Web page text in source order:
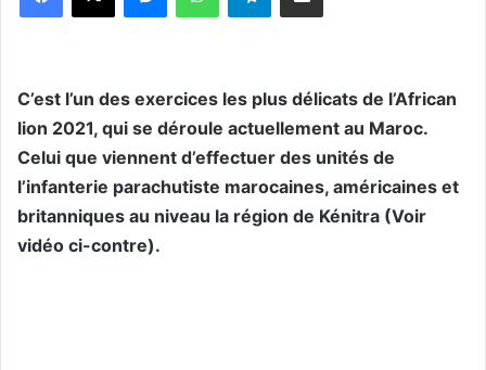
C’est l’un des exercices les plus délicats de l’African
lion 2021, qui se déroule actuellement au Maroc.
Celui que viennent d’effectuer des unités de
l’infanterie parachutiste marocaines, américaines et
britanniques au niveau la région de Kénitra (Voir
vidéo ci-contre).